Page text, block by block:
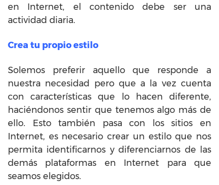
en Internet, el contenido debe ser una
actividad diaria.
Crea tu propio estilo
Solemos preferir aquello que responde a
nuestra necesidad pero que a la vez cuenta
con características que lo hacen diferente,
haciéndonos sentir que tenemos algo más de
ello. Esto también pasa con los sitios en
Internet, es necesario crear un estilo que nos
permita identificarnos y diferenciarnos de las
demás plataformas en Internet para que
seamos elegidos.